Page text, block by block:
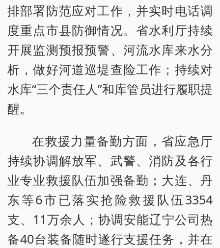
排部署防范应对工作，并实时电话调
度重点市县防御情况。省水利厅持续
开展监测预报预警、河流水库来水分
析，做好河道巡堤查险工作；持续对
水库“三个责任人”和库管员进行履职提
醒。
在救援力量备勤方面，省应急厅
持续协调解放军、武警、消防及各行
业专业救援队伍加强备勤；大连、丹
东等6市已落实抢险救援队伍3354
支、11万余人；协调安能辽宁公司热
备40台装备随时遂行支援任务，并在